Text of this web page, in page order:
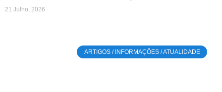
21 Julho, 2026
ARTIGOS / INFORMAÇÕES / ATUALIDADE